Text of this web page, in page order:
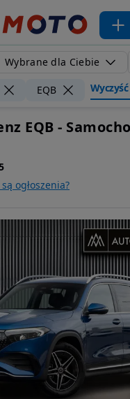
Wybrane dla Ciebie
EQB
EQB -
ogłoszenia?